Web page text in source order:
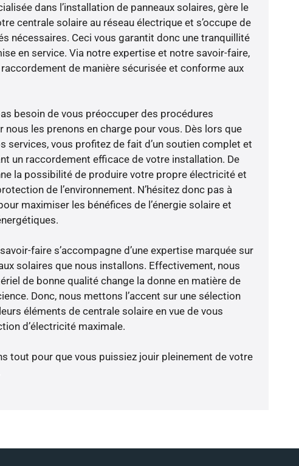
dans l’installation de panneaux solaires, gère le
centrale solaire au réseau électrique et s’occupe de
nécessaires. Ceci vous garantit donc une tranquillité
en service. Via notre expertise et notre savoir-faire,
de manière sécurisée et conforme aux
besoin de vous préoccuper des procédures
nous les prenons en charge pour vous. Dès lors que
services, vous profitez de fait d’un soutien complet et
un raccordement efficace de votre installation. De
la possibilité de produire votre propre électricité et
de l’environnement. N’hésitez donc pas à
maximiser les bénéfices de l’énergie solaire et
faire s’accompagne d’une expertise marquée sur
solaires que nous installons. Effectivement, nous
de bonne qualité change la donne en matière de
Donc, nous mettons l’accent sur une sélection
éléments de centrale solaire en vue de vous
d’électricité maximale.
tout pour que vous puissiez jouir pleinement de votre